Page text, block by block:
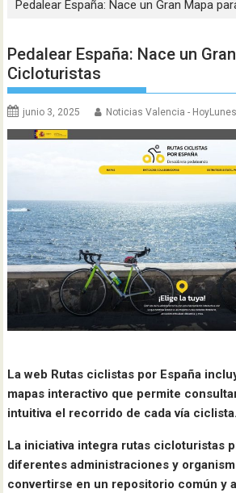
Pedalear España: Nace un Gran Mapa
Pedalear España: Nace un
Cicloturistas
junio 3, 2025 Noticias Valencia - HoyLunes
La web Rutas ciclistas por España
mapas interactivo que permite
intuitiva el recorrido de cada vía ciclista.
La iniciativa integra rutas cicloturistas
diferentes administraciones y
convertirse en un repositorio común y